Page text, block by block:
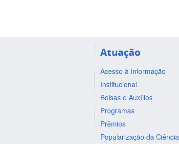
Atuação
Acesso à Informação
Institucional
Bolsas e Auxílios
Programas
Prêmios
Popularização da Ciência